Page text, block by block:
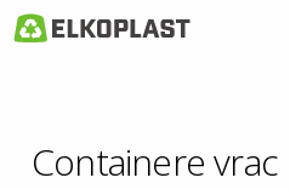
Containere